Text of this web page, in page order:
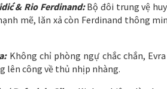
& Rio Ferdinand: Bộ đôi trung vệ
mẽ, lăn xả còn Ferdinand thông
Không chỉ phòng ngự chắc chắn,
lên công về thủ nhịp nhàng.